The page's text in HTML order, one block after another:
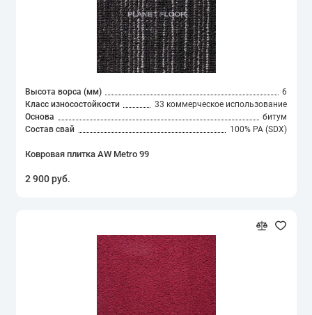
Высота ворса (мм)
6
Класс износостойкости
33 коммерческое использование
Основа
битум
Состав свай
100% PA (SDX)
Ковровая плитка AW Metro 99
2 900 руб.